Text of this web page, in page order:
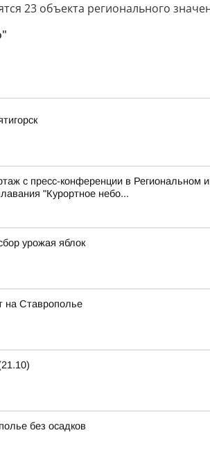
23 объекта регионального
с пресс-конференции в
"Курортное небо...
урожая яблок
на Ставрополье
без осадков